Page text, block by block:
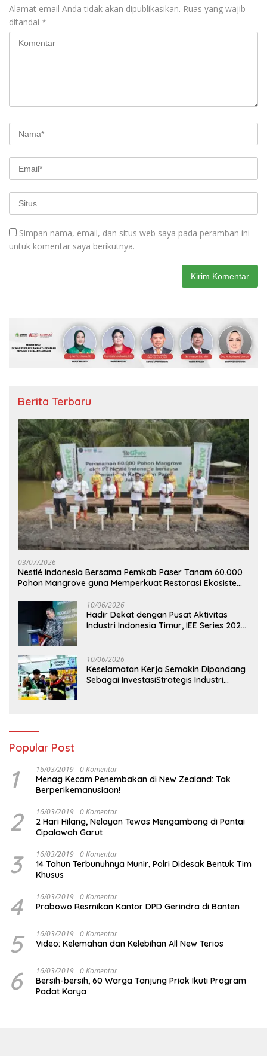
Alamat email Anda tidak akan dipublikasikan. Ruas yang wajib
ditandai *
Simpan nama, email, dan situs web saya pada peramban ini
untuk komentar saya berikutnya.
Berita Terbaru
03/07/2026
Nestlé Indonesia Bersama Pemkab Paser Tanam 60.000
Pohon Mangrove guna Memperkuat Restorasi Ekosistem
10/06/2026
Hadir Dekat dengan Pusat Aktivitas
Industri Indonesia Timur, IEE Series 2026
10/06/2026
Keselamatan Kerja Semakin Dipandang
Sebagai InvestasiStrategis Industri
Popular Post
1 16/03/2019 0 Komentar
Menag Kecam Penembakan di New Zealand: Tak
Berperikemanusiaan!
2 16/03/2019 0 Komentar
2 Hari Hilang, Nelayan Tewas Mengambang di Pantai
Cipalawah Garut
3 16/03/2019 0 Komentar
14 Tahun Terbunuhnya Munir, Polri Didesak Bentuk Tim
Khusus
4 16/03/2019 0 Komentar
Prabowo Resmikan Kantor DPD Gerindra di Banten
5 16/03/2019 0 Komentar
Video: Kelemahan dan Kelebihan All New Terios
6 16/03/2019 0 Komentar
Bersih-bersih, 60 Warga Tanjung Priok Ikuti Program
Padat Karya